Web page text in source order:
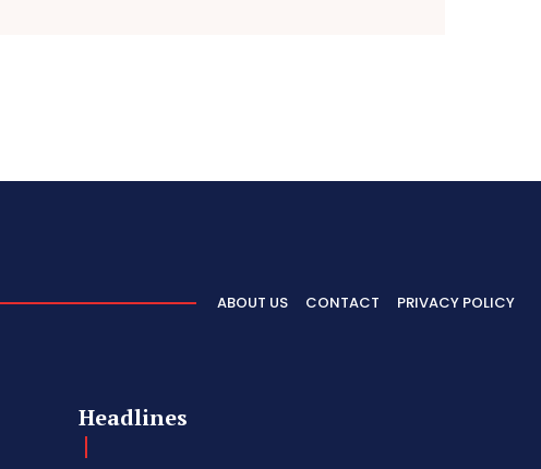
ABOUT US CONTACT PRIVACY POLICY
Headlines